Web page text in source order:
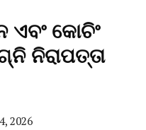
ଏବଂ କୋଚିଂ
ନିରାପତ୍ତା
2026